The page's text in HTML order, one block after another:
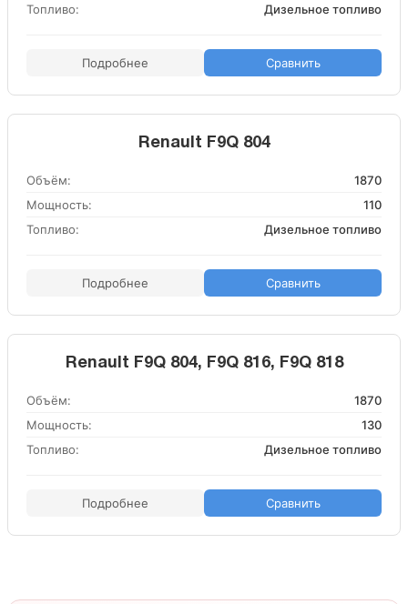
Топливо:
Дизельное топливо
Подробнее Сравнить
Renault F9Q 804
Объём:
1870
Мощность:
110
Топливо:
Дизельное топливо
Подробнее Сравнить
Renault F9Q 804, F9Q 816, F9Q 818
Объём:
1870
Мощность:
130
Топливо:
Дизельное топливо
Подробнее Сравнить